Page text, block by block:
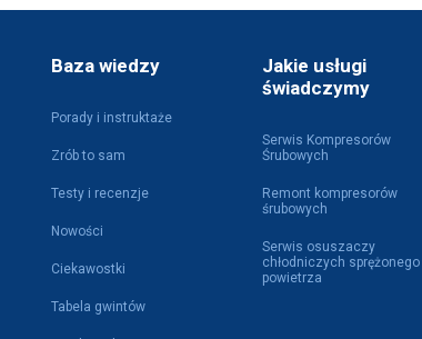
Baza wiedzy
Porady i instruktaże
Zrób to sam
Testy i recenzje
Nowości
Ciekawostki
Tabela gwintów
Jakie usługi
świadczymy
Serwis Kompresorów
Śrubowych
Remont kompresorów
śrubowych
Serwis osuszaczy
chłodniczych sprężonego
powietrza